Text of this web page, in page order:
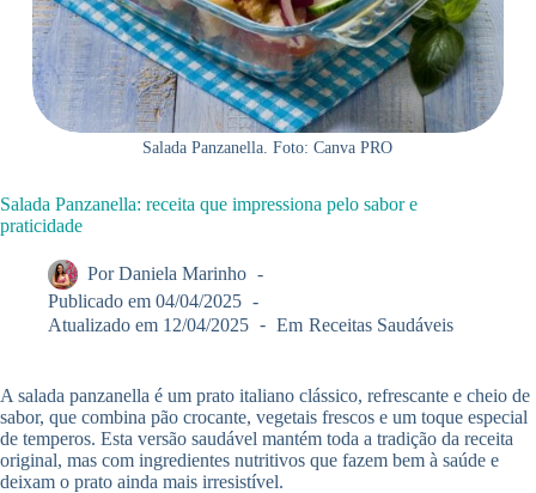
Salada Panzanella. Foto: Canva PRO
Salada Panzanella: receita que impressiona pelo sabor e
praticidade
Por Daniela Marinho
Publicado em 04/04/2025
Atualizado em 12/04/2025 Em Receitas Saudáveis
A salada panzanella é um prato italiano clássico, refrescante e cheio de
sabor, que combina pão crocante, vegetais frescos e um toque especial
de temperos. Esta versão saudável mantém toda a tradição da receita
original, mas com ingredientes nutritivos que fazem bem à saúde e
deixam o prato ainda mais irresistível.